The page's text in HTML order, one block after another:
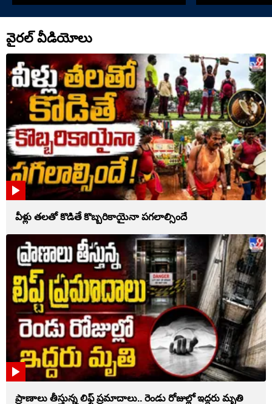
వైరల్ వీడియోలు
వీళ్లు తలతో కొడితే కొబ్బరికాయైనా పగలాల్సిందే
ప్రాణాలు తీస్తున్న లిఫ్ట్‌ ప్రమాదాలు.. రెండు రోజుల్లో ఇద్దరు మృతి